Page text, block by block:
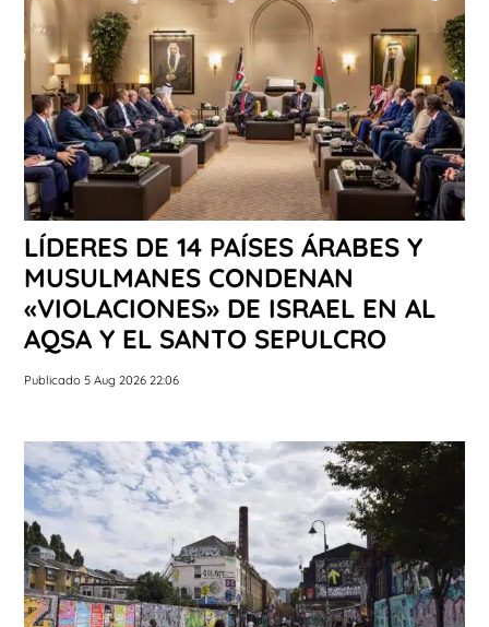
LÍDERES DE 14 PAÍSES ÁRABES Y
MUSULMANES CONDENAN
«VIOLACIONES» DE ISRAEL EN AL
AQSA Y EL SANTO SEPULCRO
Publicado 5 Aug 2026 22:06